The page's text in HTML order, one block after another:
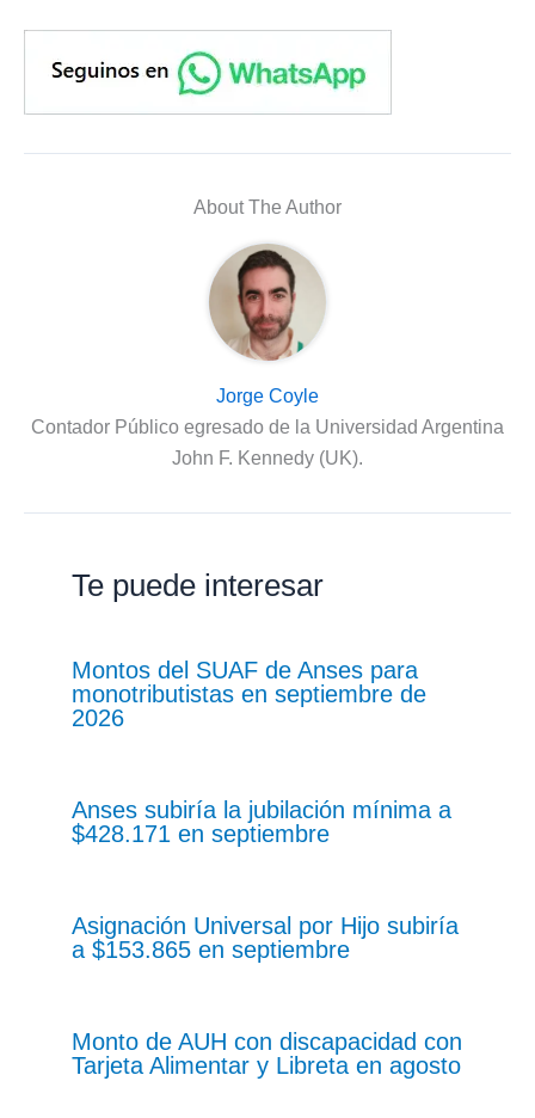
About The Author
Jorge Coyle
Contador Público egresado de la Universidad Argentina
John F. Kennedy (UK).
Te puede interesar
Montos del SUAF de Anses para
monotributistas en septiembre de
2026
Anses subiría la jubilación mínima a
$428.171 en septiembre
Asignación Universal por Hijo subiría
a $153.865 en septiembre
Monto de AUH con discapacidad con
Tarjeta Alimentar y Libreta en agosto